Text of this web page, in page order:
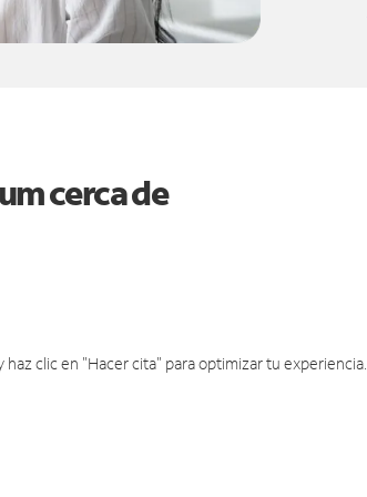
cerca de
clic en "Hacer cita" para optimizar tu experiencia.